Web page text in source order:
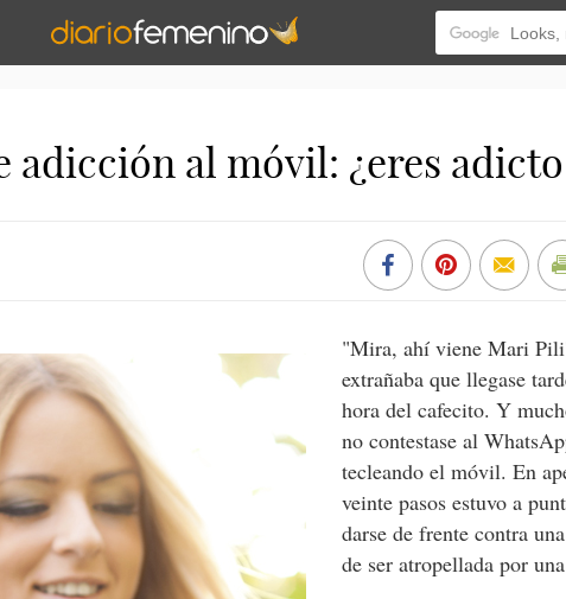
adicción al móvil: ¿eres
"Mira, ahí viene Mari
extrañaba que llegase
hora del cafecito. Y
no contestase al
tecleando el móvil. En
veinte pasos estuvo a
darse de frente contra
de ser atropellada por